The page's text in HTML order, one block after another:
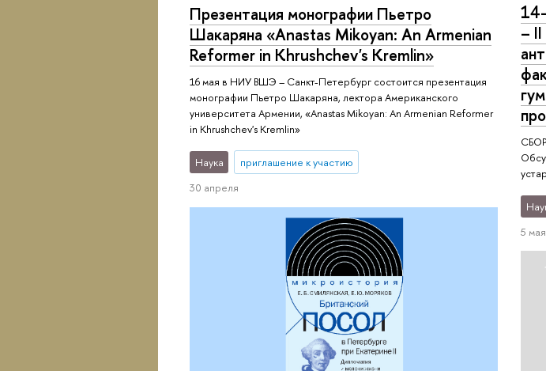
–
5 мая
Презентация монографии Пьетро
Шакаряна «Anastas Mikoyan: An Armenian
Reformer in Khrushchev's Kremlin»
16 мая в НИУ ВШЭ – Санкт-Петербург состоится презентация
монографии Пьетро Шакаряна, лектора Американского
университета Армении, «Anastas Mikoyan: An Armenian Reformer
in Khrushchev's Kremlin»
Наука
приглашение к участию
30 апреля